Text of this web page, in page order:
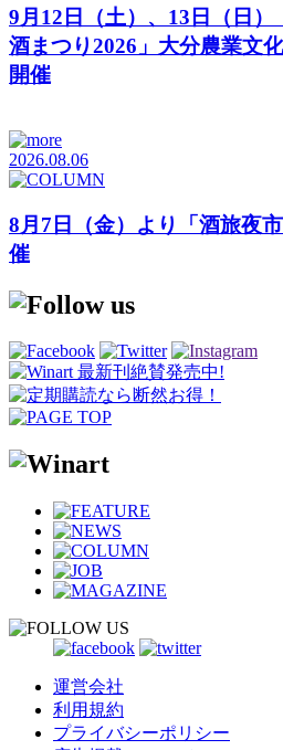
9月12日（土）、13日（日
酒まつり2026」大分農業文
開催
2026.08.06
8月7日（金）より「酒旅夜
催
運営会社
利用規約
プライバシーポリシー